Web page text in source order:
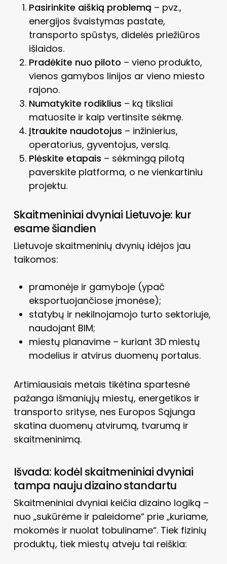
Pasirinkite aiškią problemą – pvz.,
energijos švaistymas pastate,
transporto spūstys, didelės priežiūros
išlaidos.
Pradėkite nuo piloto – vieno produkto,
vienos gamybos linijos ar vieno miesto
rajono.
Numatykite rodiklius – ką tiksliai
matuosite ir kaip vertinsite sėkmę.
Įtraukite naudotojus – inžinierius,
operatorius, gyventojus, verslą.
Plėskite etapais – sėkmingą pilotą
paverskite platforma, o ne vienkartiniu
projektu.
Skaitmeniniai dvyniai Lietuvoje: kur
esame šiandien
Lietuvoje skaitmeninių dvynių idėjos jau
taikomos:
pramonėje ir gamyboje (ypač
eksportuojančiose įmonėse);
statybų ir nekilnojamojo turto sektoriuje,
naudojant BIM;
miestų planavime – kuriant 3D miestų
modelius ir atvirus duomenų portalus.
Artimiausiais metais tikėtina spartesnė
pažanga išmaniųjų miestų, energetikos ir
transporto srityse, nes Europos Sąjunga
skatina duomenų atvirumą, tvarumą ir
skaitmeninimą.
Išvada: kodėl skaitmeniniai dvyniai
tampa nauju dizaino standartu
Skaitmeniniai dvyniai keičia dizaino logiką –
nuo „sukūrėme ir paleidome“ prie „kuriame,
mokomės ir nuolat tobuliname“. Tiek fizinių
produktų, tiek miestų atveju tai reiškia: